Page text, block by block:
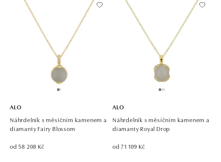
ALO
Náhrdelník s měsíčním kamenem a
diamanty Fairy Blossom
od 58 208 Kč
ALO
Náhrdelník s měsíčním kamenem a
diamanty Royal Drop
od 71 109 Kč